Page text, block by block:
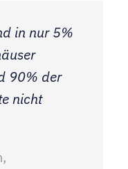
in nur 5%
90% der
nicht